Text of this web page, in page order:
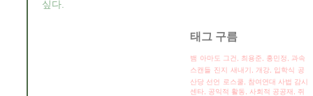
싶다.
태그 구름
뱀
아마도 그건, 최용준, 홍민정, 과속
스캔들 진지 새내기, 개강, 입학식
공
산당 선언
로스쿨, 참여연대 사법 감시
센타, 공익적 활동, 사회적 공공재, 쥐